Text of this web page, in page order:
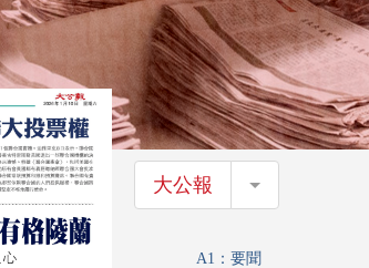
大公報 大公報
A1：要聞